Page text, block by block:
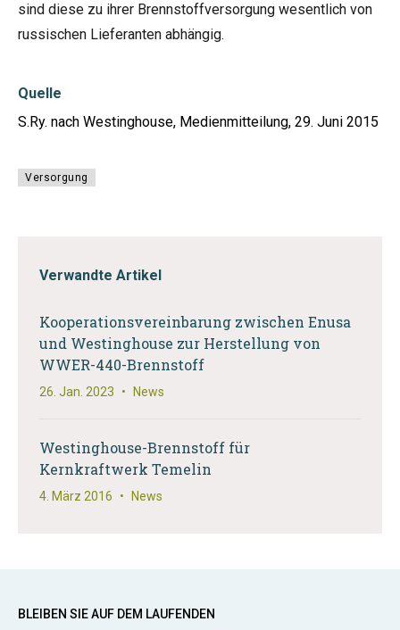
sind diese zu ihrer Brennstoffversorgung wesentlich von
russischen Lieferanten abhängig.
Quelle
S.Ry. nach Westinghouse, Medienmitteilung, 29. Juni 2015
Versorgung
Verwandte Artikel
Kooperationsvereinbarung zwischen Enusa
und Westinghouse zur Herstellung von
WWER-440-Brennstoff
26. Jan. 2023 • News
Westinghouse-Brennstoff für
Kernkraftwerk Temelin
4. März 2016 • News
BLEIBEN SIE AUF DEM LAUFENDEN